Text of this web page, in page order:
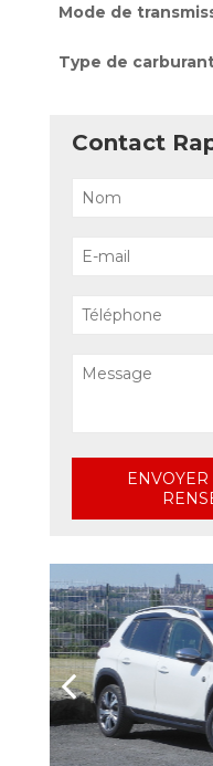
Mode de
Type de
Contact